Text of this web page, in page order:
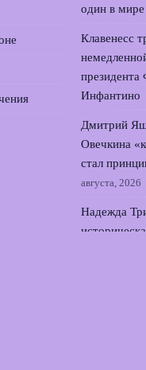
один в мире
Клавенесс
Инфантино
Дмитрий
Овечкина
стал
августа, 2026
Надежда